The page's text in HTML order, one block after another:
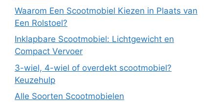
Waarom Een Scootmobiel Kiezen in Plaats van
Een Rolstoel?
Inklapbare Scootmobiel: Lichtgewicht en
Compact Vervoer
3-wiel, 4-wiel of overdekt scootmobiel?
Keuzehulp
Alle Soorten Scootmobielen